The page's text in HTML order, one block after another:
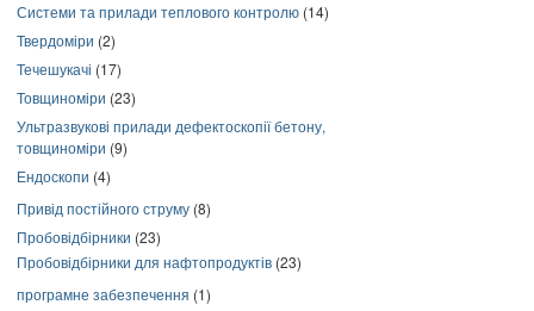
Системи та прилади теплового контролю (14)
Твердоміри (2)
Течешукачі (17)
Товщиноміри (23)
Ультразвукові прилади дефектоскопії бетону,
товщиноміри (9)
Ендоскопи (4)
Привід постійного струму (8)
Пробовідбірники (23)
Пробовідбірники для нафтопродуктів (23)
програмне забезпечення (1)